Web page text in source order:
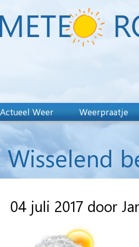
Actueel Weer Weerpraatje
Wisselend
04 juli 2017 door